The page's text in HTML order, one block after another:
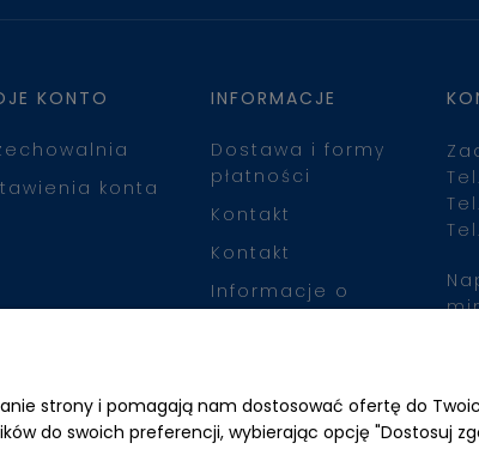
KONTO
konta
INFORMACJE
Dostawa i formy
płatności
Kontakt
Kontakt
Informacje o
strony i pomagają nam dostosować ofertę do
do swoich preferencji, wybierając opcję "Dostosuj